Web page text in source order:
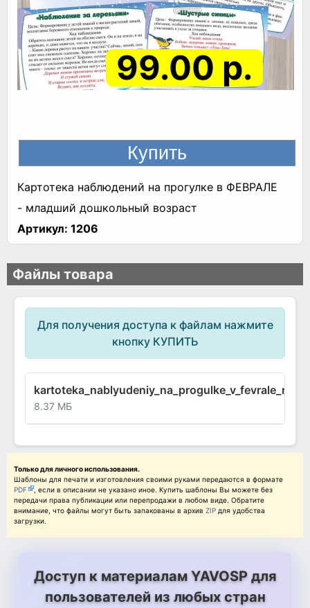
99.00 р.
Картотека наблюдений на прогулке в ФЕВРАЛЕ
- младший дошкольный возраст
Артикул: 1206
Файлы товара
Для получения доступа к файлам нажмите
кнопку КУПИТЬ
8.37 МБ
Только для личного использования.
Шаблоны для печати и изготовления своими руками передаются в формате
PDF
, если в описании не указано иное. Купить шаблоны Вы можете без
передачи права публикации или перепродажи в любом виде. Обратите
внимание, что файлы могут быть запакованы в архив ZIP для удобства
загрузки.
Доступ к материалам YAVOSP для
пользователей из любых стран